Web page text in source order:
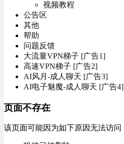
视频教程
公告区
其他
帮助
问题反馈
大流量VPN梯子 [广告1]
高速VPN梯子 [广告2]
AI风月-成人聊天 [广告3]
AI电子魅魔-成人聊天 [广告4]
页面不存在
该页面可能因为如下原因无法访问